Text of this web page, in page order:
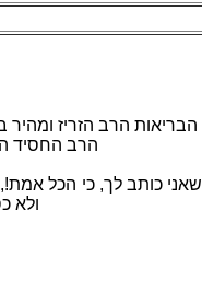
הרב הזריז ומהיר
הרב החסיד
כותב לך, כי הכל אמת!,
ולא